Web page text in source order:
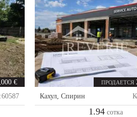
€
60587
ПРОДАЕТСЯ
Кахул,Спирин
1.94сотка